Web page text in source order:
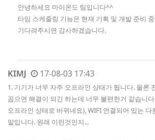
안녕하세요 마이온도 팀입니다^^
타임 스케줄링 기능은 현재 기획 및 개발 준비
기다려주시면 감사하겠습니다.
KIMJ 17-08-03 17:43
1. 기기가 너무 자주 오프라인 상태가 됩니다. 물론
꼽으면 해결이 되긴 하는데 너무 불편한거 같습니
오프라인 상태로 바뀌네요), WIFI 연결되어 있는 다
말입니다. 원래 이런것인지...